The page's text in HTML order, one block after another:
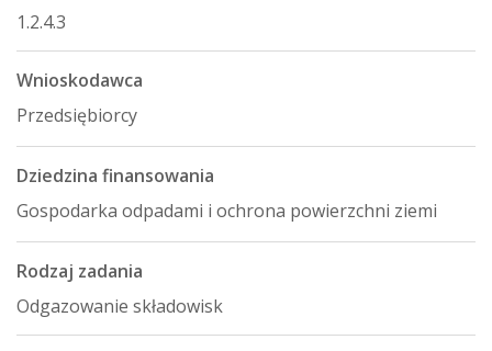
1.2.4.3
Wnioskodawca
Przedsiębiorcy
Dziedzina finansowania
Gospodarka odpadami i ochrona powierzchni ziemi
Rodzaj zadania
Odgazowanie składowisk